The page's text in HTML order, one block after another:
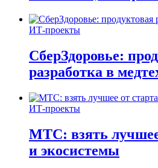
ИТ-проекты
СберЗдоровье:
разработка в
ИТ-проекты
МТС: взять лучшее
и экосистемы